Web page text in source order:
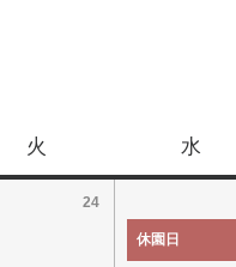
火 水
24
休園日